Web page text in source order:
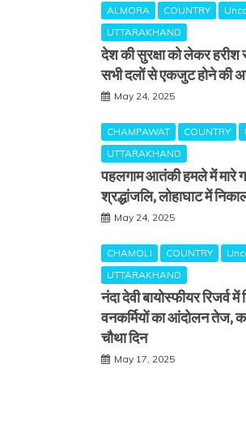
ALMORA COUNTRY
UTTARAKHAND
देश की सुरक्षा को लेकर हरीश
सभी दलों से एकजुट होने की
May 24, 2025
CHAMPAWAT COUNTRY
UTTARAKHAND
पहलगाम आतंकी हमले में मारे
श्रद्धांजलि, लोहाघाट में
May 24, 2025
CHAMOLI COUNTRY
UTTARAKHAND
नंदा देवी बायोस्फीयर
वनकर्मियों का आंदोलन तेज,
चौथा दिन
May 17, 2025